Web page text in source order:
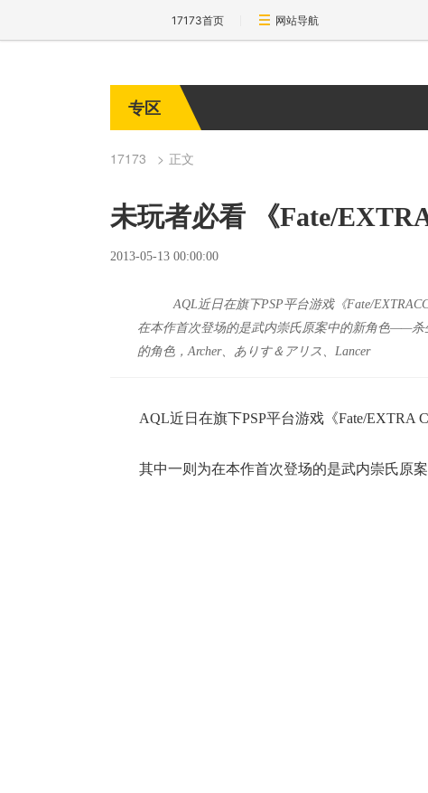
17173首页 网站导航
专区
17173 正文
未玩者必看 《Fate/
2013-05-13 00:00:00
AQL近日在旗下PSP平台游戏《Fate/
在本作首次登场的是武内崇氏原案中的新角色——
的角色，Archer、ありす＆アリス、Lancer
AQL近日在旗下PSP平台游戏《Fate/EXTRA
其中一则为在本作首次登场的是武内崇氏原